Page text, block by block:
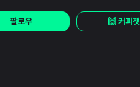
팔로우 🙌 커피챗